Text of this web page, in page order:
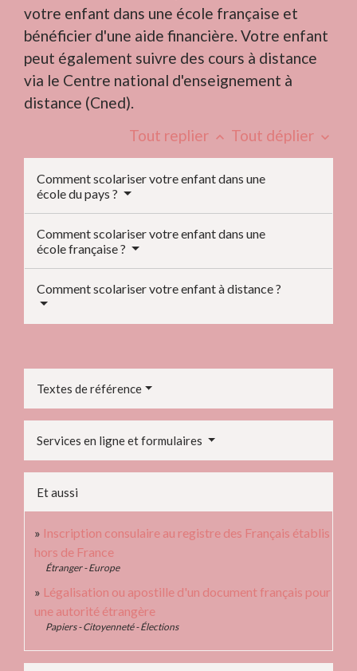
votre enfant dans une école française et
bénéficier d'une aide financière. Votre enfant
peut également suivre des cours à distance
via le Centre national d'enseignement à
distance (Cned).
Tout replier keyboard_arrow_up Tout déplier keyboard_arrow_down
Comment scolariser votre enfant dans une
école du pays ?
Comment scolariser votre enfant dans une
école française ?
Comment scolariser votre enfant à distance ?
Textes de référence
Services en ligne et formulaires
Et aussi
Inscription consulaire au registre des Français établis
hors de France
Étranger - Europe
Légalisation ou apostille d'un document français pour
une autorité étrangère
Papiers - Citoyenneté - Élections